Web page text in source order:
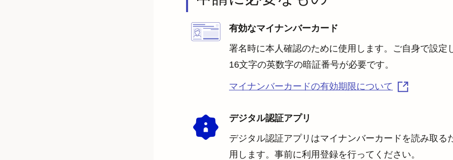
有効なマイナンバーカード
署名時に本人確認のために使用します。ご自身で設定
16文字の英数字の暗証番号が必要です。
マイナンバーカードの有効期限について
デジタル認証アプリ
デジタル認証アプリはマイナンバーカードを読み取る
用します。事前に利用登録を行ってください。